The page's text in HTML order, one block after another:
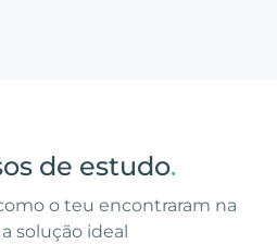
de estudo.
o teu encontraram na
solução ideal